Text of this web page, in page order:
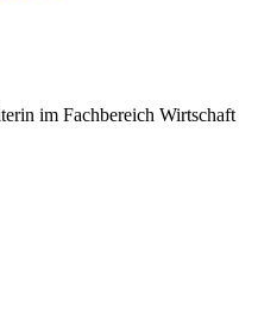
im Fachbereich Wirtschaft